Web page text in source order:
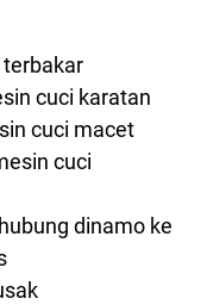
cuci karatan
cuci macet
cuci
dinamo ke